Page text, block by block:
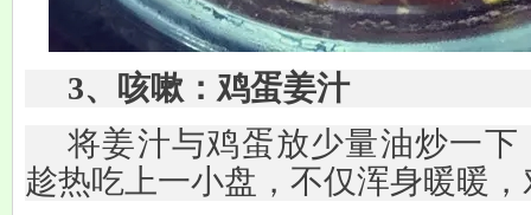
3、咳嗽：鸡蛋姜汁
将姜汁与鸡蛋放少量油炒一
趁热吃上一小盘，不仅浑身暖暖